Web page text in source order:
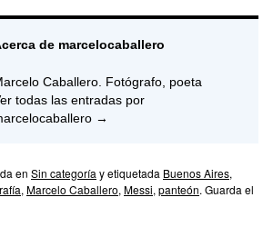
de marcelocaballero
Caballero. Fotógrafo, poeta
todas las entradas por
→
en Sin categoría y etiquetada Buenos Aires,
, Marcelo Caballero, Messi, panteón. Guarda el